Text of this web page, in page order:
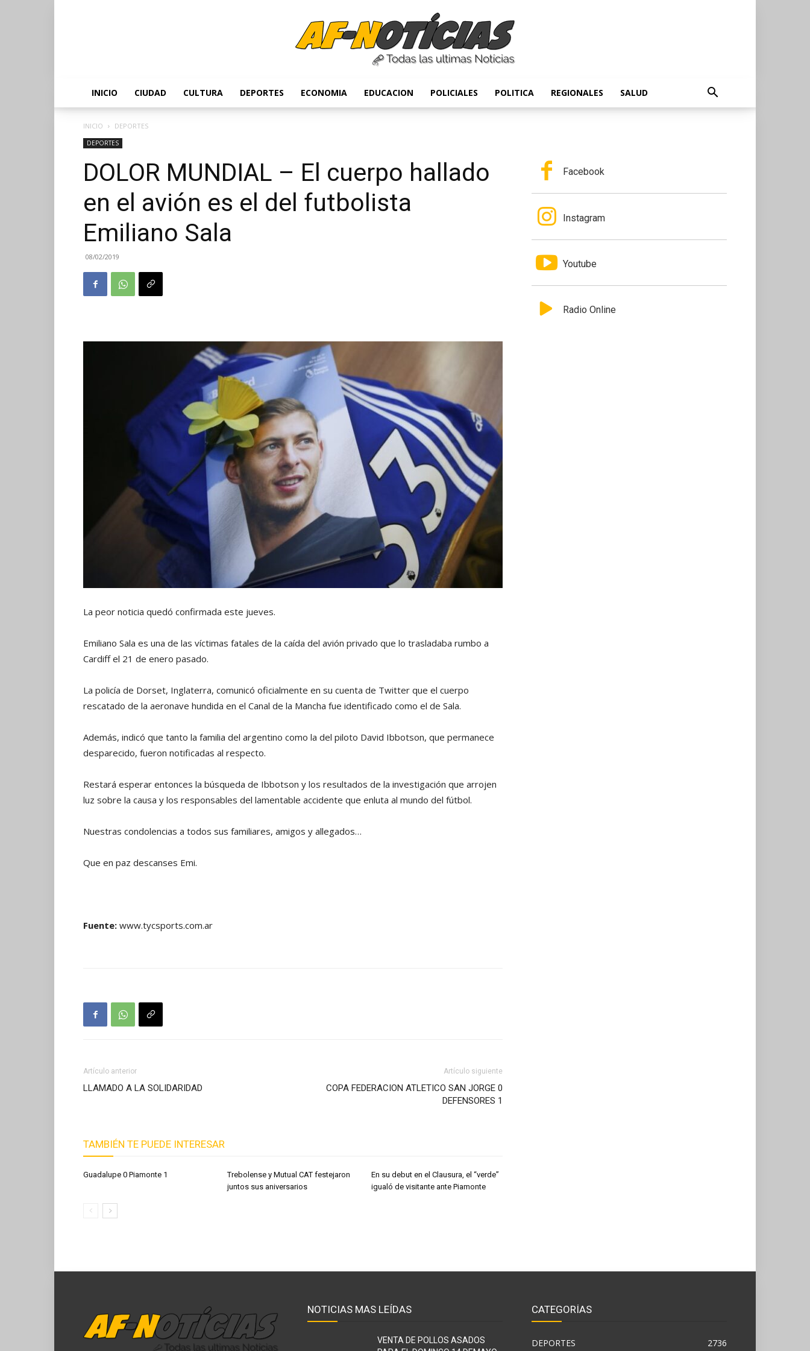
Anyulin
INICIO CIUDAD CULTURA DEPORTES ECONOMIA EDUCACION POLICIALES POLITICA REGIONALES SALUD
INICIO DEPORTES
DEPORTES
DOLOR MUNDIAL – El cuerpo hallado
en el avión es el del futbolista
Emiliano Sala
08/02/2019
La peor noticia quedó confirmada este jueves.
Emiliano Sala es una de las víctimas fatales de la caída del avión privado que lo trasladaba rumbo a
Cardiff el 21 de enero pasado.
La policía de Dorset, Inglaterra, comunicó oficialmente en su cuenta de Twitter que el cuerpo
rescatado de la aeronave hundida en el Canal de la Mancha fue identificado como el de Sala.
Además, indicó que tanto la familia del argentino como la del piloto David Ibbotson, que permanece
desparecido, fueron notificadas al respecto.
Restará esperar entonces la búsqueda de Ibbotson y los resultados de la investigación que arrojen
luz sobre la causa y los responsables del lamentable accidente que enluta al mundo del fútbol.
Nuestras condolencias a todos sus familiares, amigos y allegados…
Que en paz descanses Emi.
Fuente: www.tycsports.com.ar
Artículo anterior
LLAMADO A LA SOLIDARIDAD
Artículo siguiente
COPA FEDERACION ATLETICO SAN JORGE 0
DEFENSORES 1
TAMBIÉN TE PUEDE INTERESAR
Guadalupe 0 Piamonte 1
Trebolense y Mutual CAT festejaron
juntos sus aniversarios
En su debut en el Clausura, el “verde”
igualó de visitante ante Piamonte
Facebook
Instagram
Youtube
Radio Online
NOTICIAS MAS LEÍDAS
VENTA DE POLLOS ASADOS
CATEGORÍAS
DEPORTES 2736